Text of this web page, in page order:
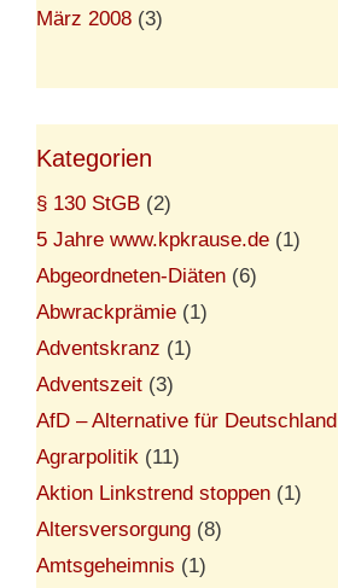
März 2008 (3)
Kategorien
§ 130 StGB (2)
5 Jahre www.kpkrause.de (1)
Abgeordneten-Diäten (6)
Abwrackprämie (1)
Adventskranz (1)
Adventszeit (3)
AfD – Alternative für Deutschland
Agrarpolitik (11)
Aktion Linkstrend stoppen (1)
Altersversorgung (8)
Amtsgeheimnis (1)